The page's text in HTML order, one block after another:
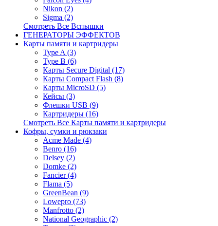
Nikon (2)
Sigma (2)
Смотреть Все Вспышки
ГЕНЕРАТОРЫ ЭФФЕКТОВ
Карты памяти и картридеры
Type A (3)
Type B (6)
Карты Secure Digital (17)
Карты Compact Flash (8)
Карты MicroSD (5)
Кейсы (3)
Флешки USB (9)
Картридеры (16)
Смотреть Все Карты памяти и картридеры
Кофры, сумки и рюкзаки
Acme Made (4)
Benro (16)
Delsey (2)
Domke (2)
Fancier (4)
Flama (5)
GreenBean (9)
Lowepro (73)
Manfrotto (2)
National Geographic (2)